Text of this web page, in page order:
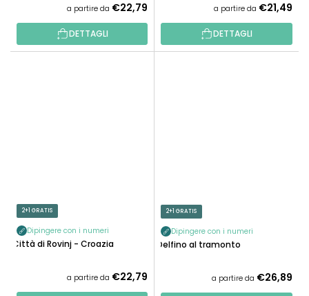
a partire da €22,79
DETTAGLI
a partire da €21,49
DETTAGLI
2+1 GRATIS
Dipingere con i numeri
Città di Rovinj - Croazia
a partire da €22,79
2+1 GRATIS
Dipingere con i numeri
Delfino al tramonto
a partire da €26,89